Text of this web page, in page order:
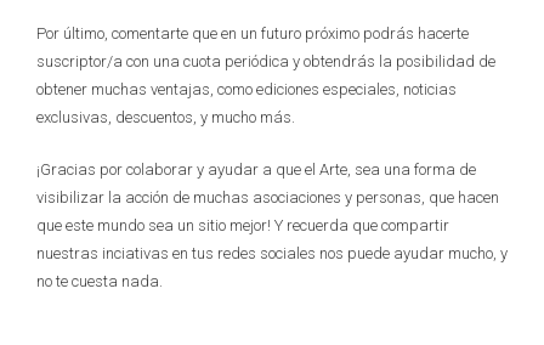
Por último, comentarte que en un futuro próximo podrás hacerte
suscriptor/a con una cuota periódica y obtendrás la posibilidad de
obtener muchas ventajas, como ediciones especiales, noticias
exclusivas, descuentos, y mucho más.
¡Gracias por colaborar y ayudar a que el Arte, sea una forma de
visibilizar la acción de muchas asociaciones y personas, que hacen
que este mundo sea un sitio mejor! Y recuerda que compartir
nuestras inciativas en tus redes sociales nos puede ayudar mucho, y
no te cuesta nada.